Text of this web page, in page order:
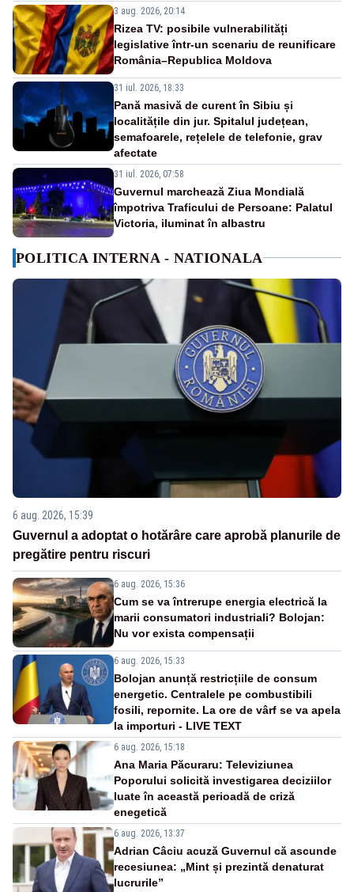
3 aug. 2026, 20:14
Rizea TV: posibile vulnerabilități
legislative într-un scenariu de reunificare
România–Republica Moldova
31 iul. 2026, 18:33
Pană masivă de curent în Sibiu și
localitățile din jur. Spitalul județean,
semafoarele, rețelele de telefonie, grav
afectate
31 iul. 2026, 07:58
Guvernul marchează Ziua Mondială
împotriva Traficului de Persoane: Palatul
Victoria, iluminat în albastru
POLITICA INTERNA - NATIONALA
6 aug. 2026, 15:39
Guvernul a adoptat o hotărâre care aprobă planurile de
pregătire pentru riscuri
6 aug. 2026, 15:36
Cum se va întrerupe energia electrică la
marii consumatori industriali? Bolojan:
Nu vor exista compensații
6 aug. 2026, 15:33
Bolojan anunță restricțiile de consum
energetic. Centralele pe combustibili
fosili, repornite. La ore de vârf se va apela
la importuri - LIVE TEXT
6 aug. 2026, 15:18
Ana Maria Păcuraru: Televiziunea
Poporului solicită investigarea deciziilor
luate în această perioadă de criză
enegetică
6 aug. 2026, 13:37
Adrian Câciu acuză Guvernul că ascunde
recesiunea: „Mint și prezintă denaturat
lucrurile”